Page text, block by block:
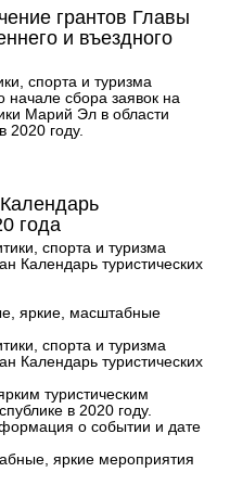
грантов Главы
и въездного
спорта и туризма
сбора заявок на
Марий Эл в области
2020 году.
года
спорта и туризма
Календарь туристических
яркие, масштабные
спорта и туризма
Календарь туристических
туристическим
в 2020 году.
о событии и дате
яркие мероприятия